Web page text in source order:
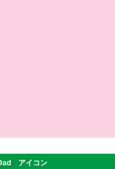
アイコン